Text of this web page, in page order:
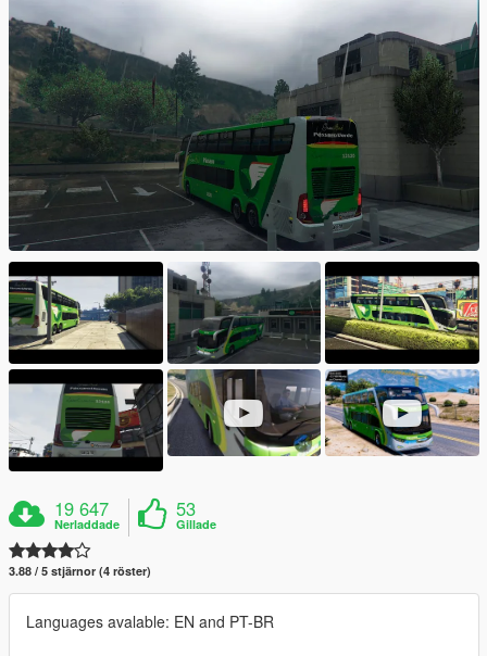
19 647
Nerladdade
53
Gillade
3.88 / 5 stjärnor (4 röster)
Languages avalable: EN and PT-BR